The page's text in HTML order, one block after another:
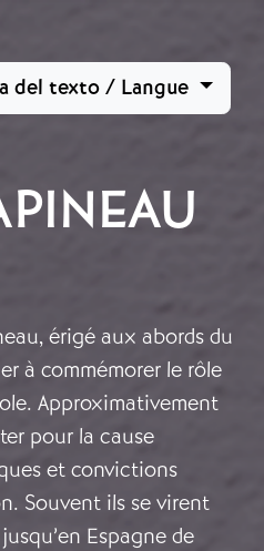
del texto / Langue
érigé aux abords du
à commémorer le rôle
Approximativement
pour la cause
et convictions
Souvent ils se virent
Espagne de